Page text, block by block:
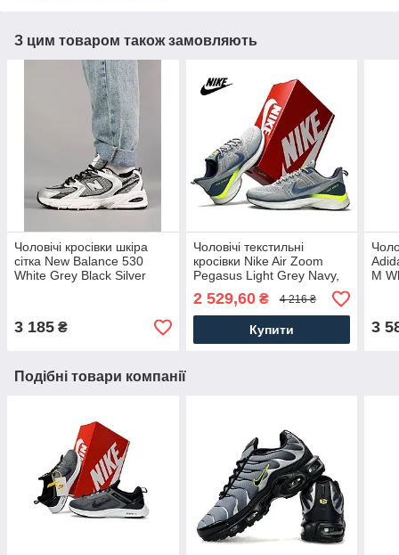
З цим товаром також замовляють
Чоловічі кросівки шкіра
сітка New Balance 530
White Grey Black Silver
3 185 ₴
Чоловічі текстильні
кросівки Nike Air Zoom
Pegasus Light Grey Navy,
нейлон. Чоловіче взуття
2 529,60₴ 4 216 ₴
Купити
M
3
Подібні товари компанії